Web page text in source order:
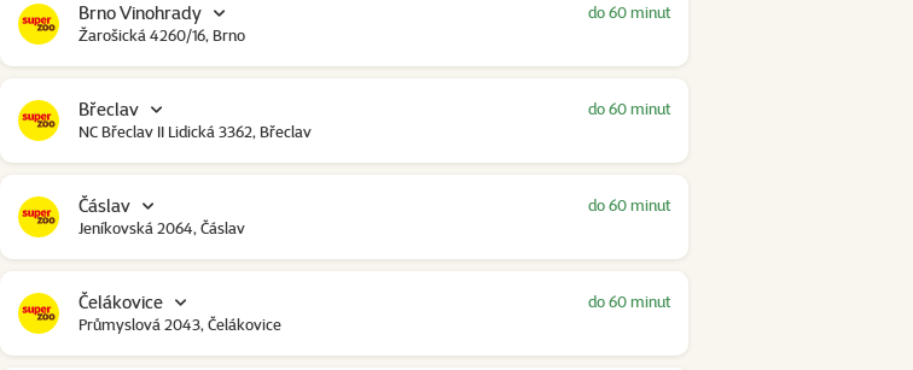
Brno Vinohrady
Žarošická 4260/16, Brno
do 60 minut
Břeclav
NC Břeclav II Lidická 3362, Břeclav
do 60 minut
Čáslav
Jeníkovská 2064, Čáslav
do 60 minut
Čelákovice
Průmyslová 2043, Čelákovice
do 60 minut